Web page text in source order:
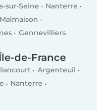
sur-Seine
Nanterre
Gennevilliers
de-France
Argenteuil
Nanterre